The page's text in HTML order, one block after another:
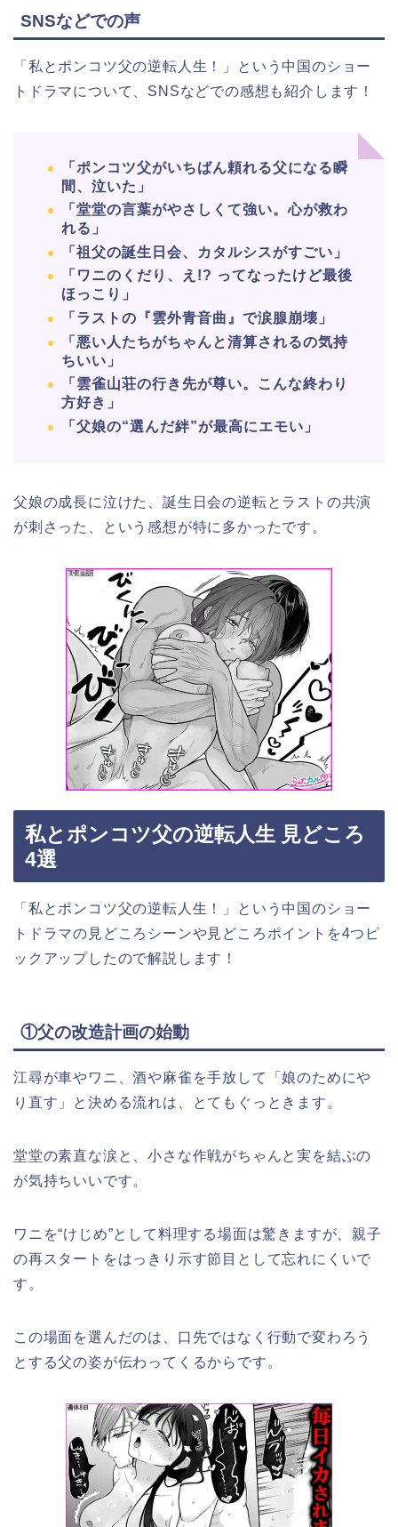
SNSなどでの声
「私とポンコツ父の逆転人生！」
という中国のショー
トドラマについて、SNSなどでの感想も紹介します！
「ポンコツ父がいちばん頼れる父になる瞬
間、泣いた」
「堂堂の言葉がやさしくて強い。心が救わ
れる」
「祖父の誕生日会、カタルシスがすごい」
「ワニのくだり、え!? ってなったけど最後
ほっこり」
「ラストの『雲外青音曲』で涙腺崩壊」
「悪い人たちがちゃんと清算されるの気持
ちいい」
「雲雀山荘の行き先が尊い。こんな終わり
方好き」
「父娘の“選んだ絆”が最高にエモい」
父娘の成長に泣けた、誕生日会の逆転とラストの共演
が刺さった、という感想が特に多かったです。
私とポンコツ父の逆転人生 見どころ
4選
「私とポンコツ父の逆転人生！」
という中国のショー
トドラマの見どころシーンや見どころポイントを4つピ
ックアップしたので解説します！
①父の改造計画の始動
江尋が車やワニ、酒や麻雀を手放して「娘のためにや
り直す」と決める流れは、とてもぐっときます。
堂堂の素直な涙と、小さな作戦がちゃんと実を結ぶの
が気持ちいいです。
ワニを“けじめ”として料理する場面は驚きますが、親子
の再スタートをはっきり示す節目として忘れにくいで
す。
この場面を選んだのは、口先ではなく行動で変わろう
とする父の姿が伝わってくるからです。